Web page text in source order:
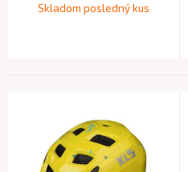
Skladom posledný kus